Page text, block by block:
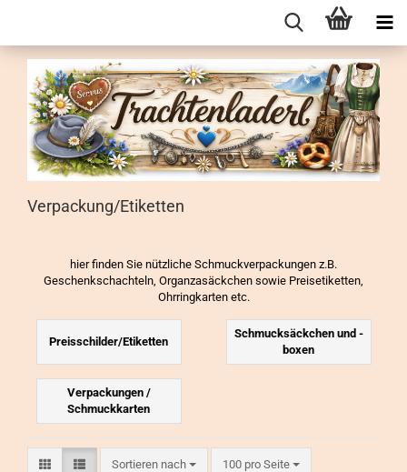
Verpackung/Etiketten
hier finden Sie nützliche Schmuckverpackungen z.B.
Geschenkschachteln, Organzasäckchen sowie Preisetiketten,
Ohrringkarten etc.
Preisschilder/Etiketten
Schmucksäckchen und -
boxen
Verpackungen /
Schmuckkarten
Sortieren nach
Sortieren nach 100 pro Seite
pro Seite